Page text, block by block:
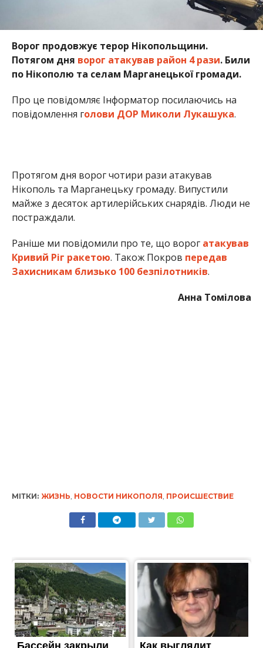
Протягом дня ворог чотири рази атакував
Нікополь та Марганецьку громаду. Випустили
постраждали.
Раніше ми повідомили про те, що ворогатакував
. Також Покров
Захисникам близько 100 безпілотників.